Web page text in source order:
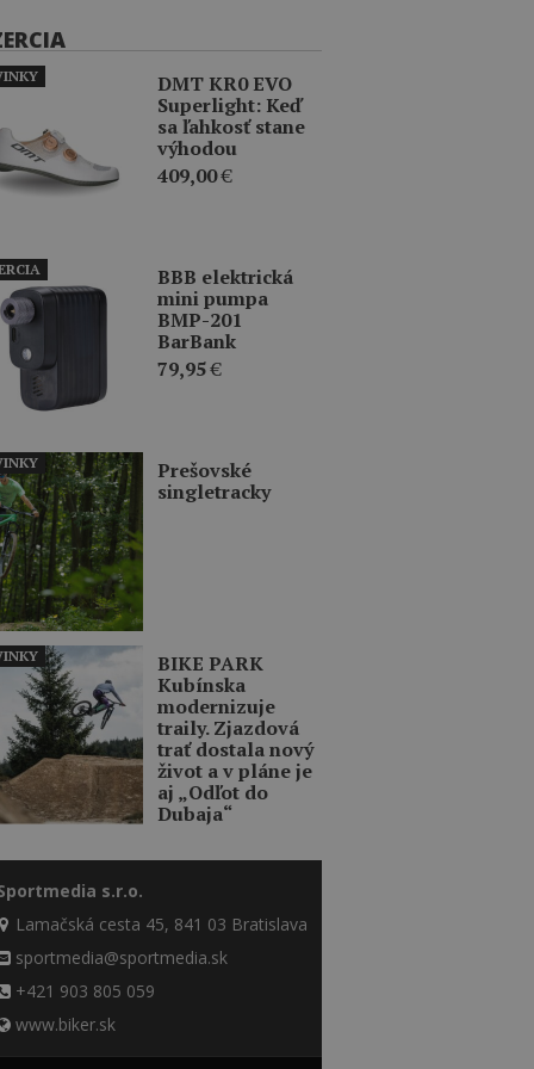
DMT KR0 EVO
Superlight: Keď
sa ľahkosť stane
výhodou
409,00€
BBB elektrická
mini pumpa
BMP-201
BarBank
79,95€
Prešovské
singletracky
BIKE PARK
Kubínska
modernizuje
traily. Zjazdová
trať dostala nový
život a v pláne je
aj „Odľot do
Dubaja“
s.r.o.
Lamačská cesta 45, 841 03 Bratislava
sportmedia@sportmedia.sk
+421 903 805 059
www.biker.sk